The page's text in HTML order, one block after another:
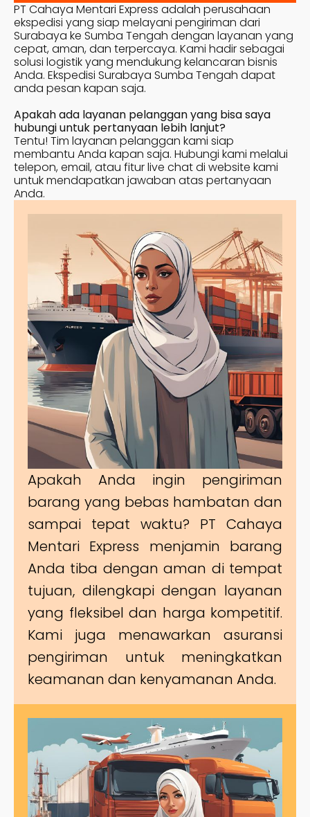
PT Cahaya Mentari Express adalah perusahaan
ekspedisi yang siap melayani pengiriman dari
Surabaya ke Sumba Tengah dengan layanan yang
cepat, aman, dan terpercaya. Kami hadir sebagai
solusi logistik yang mendukung kelancaran bisnis
Anda. Ekspedisi Surabaya Sumba Tengah dapat
anda pesan kapan saja.
Apakah ada layanan pelanggan yang bisa saya
hubungi untuk pertanyaan lebih lanjut?
Tentu! Tim layanan pelanggan kami siap
membantu Anda kapan saja. Hubungi kami melalui
telepon, email, atau fitur live chat di website kami
untuk mendapatkan jawaban atas pertanyaan
Anda.
Apakah Anda ingin pengiriman
barang yang bebas hambatan dan
sampai tepat waktu? PT Cahaya
Mentari Express menjamin barang
Anda tiba dengan aman di tempat
tujuan, dilengkapi dengan layanan
yang fleksibel dan harga kompetitif.
Kami juga menawarkan asuransi
pengiriman untuk meningkatkan
keamanan dan kenyamanan Anda.